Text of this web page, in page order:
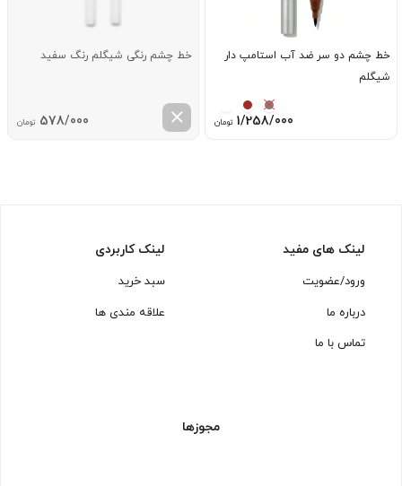
خط چشم دو سر ضد آب استامپ دار
شیگلم
1/258/000 تومان
خط چشم رنگی شیگلم رنگ سفید
578/000 تومان
لینک های مفید
ورود/عضویت
درباره ما
تماس با ما
لینک کاربردی
سبد خرید
علاقه مندی ها
مجوزها